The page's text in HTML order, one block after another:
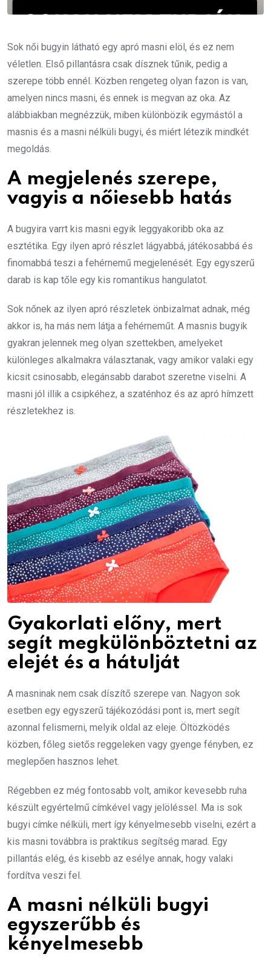
Sok női bugyin látható egy apró masni elöl, és ez nem
véletlen. Első pillantásra csak dísznek tűnik, pedig a
szerepe több ennél. Közben rengeteg olyan fazon is van,
amelyen nincs masni, és ennek is megvan az oka. Az
alábbiakban megnézzük, miben különbözik egymástól a
masnis és a masni nélküli bugyi, és miért létezik mindkét
megoldás.
A megjelenés szerepe,
vagyis a nőiesebb hatás
A bugyira varrt kis masni egyik leggyakoribb oka az
esztétika. Egy ilyen apró részlet lágyabbá, játékosabbá és
finomabbá teszi a fehérnemű megjelenését. Egy egyszerű
darab is kap tőle egy kis romantikus hangulatot.
Sok nőnek az ilyen apró részletek önbizalmat adnak, még
akkor is, ha más nem látja a fehérneműt. A masnis bugyik
gyakran jelennek meg olyan szettekben, amelyeket
különleges alkalmakra választanak, vagy amikor valaki egy
kicsit csinosabb, elegánsabb darabot szeretne viselni. A
masni jól illik a csipkéhez, a szaténhoz és az apró hímzett
részletekhez is.
Gyakorlati előny, mert
segít megkülönböztetni az
elejét és a hátulját
A masninak nem csak díszítő szerepe van. Nagyon sok
esetben egy egyszerű tájékozódási pont is, mert segít
azonnal felismerni, melyik oldal az eleje. Öltözködés
közben, főleg sietős reggeleken vagy gyenge fényben, ez
meglepően hasznos lehet.
Régebben ez még fontosabb volt, amikor kevesebb ruha
készült egyértelmű címkével vagy jelöléssel. Ma is sok
bugyi címke nélküli, mert így kényelmesebb viselni, ezért a
kis masni továbbra is praktikus segítség marad. Egy
pillantás elég, és kisebb az esélye annak, hogy valaki
fordítva veszi fel.
A masni nélküli bugyi
egyszerűbb és
kényelmesebb